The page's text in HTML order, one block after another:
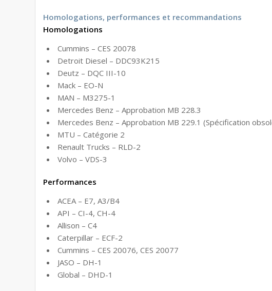
Homologations, performances et recommandations
Homologations
Cummins – CES 20078
Detroit Diesel – DDC93K215
Deutz – DQC III-10
Mack – EO-N
MAN – M3275-1
Mercedes Benz – Approbation MB 228.3
Mercedes Benz – Approbation MB 229.1 (Spécification
MTU – Catégorie 2
Renault Trucks – RLD-2
Volvo – VDS-3
Performances
ACEA – E7, A3/B4
API – CI-4, CH-4
Allison – C4
Caterpillar – ECF-2
Cummins – CES 20076, CES 20077
JASO – DH-1
Global – DHD-1